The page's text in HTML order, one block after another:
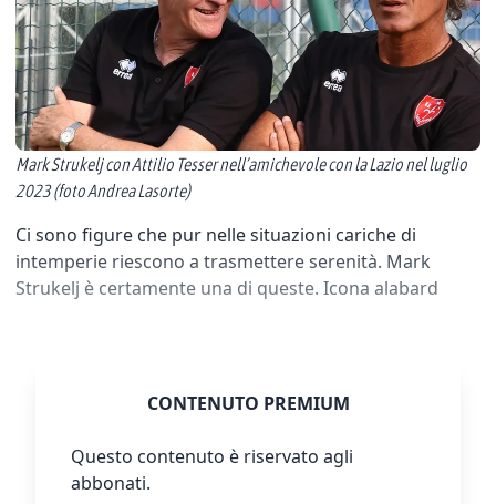
Mark Strukelj con Attilio Tesser nell’amichevole con la Lazio nel luglio
2023 (foto Andrea Lasorte)
Ci sono figure che pur nelle situazioni cariche di
intemperie riescono a trasmettere serenità. Mark
Strukelj è certamente una di queste. Icona alabard
CONTENUTO PREMIUM
Questo contenuto è riservato agli
abbonati.